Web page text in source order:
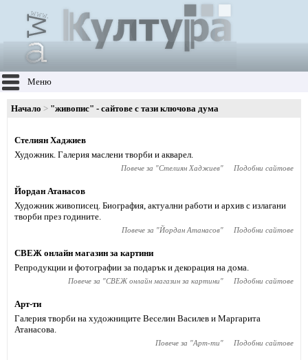
Меню
Начало "живопис" - сайтове с тази ключова дума
Стелиян Хаджиев
Художник. Галерия маслени творби и акварел.
Повече за "Стелиян Хаджиев" Подобни сайтове
Йордан Атанасов
Художник живописец. Биография, актуални работи и архив с излагани
творби през годините.
Повече за "Йордан Атанасов" Подобни сайтове
СВЕЖ онлайн магазин за картини
Репродукции и фотографии за подарък и декорация на дома.
Повече за "СВЕЖ онлайн магазин за картини" Подобни сайтове
Арт-ти
Галерия творби на художниците Веселин Василев и Маргарита
Атанасова.
Повече за "Арт-ти" Подобни сайтове